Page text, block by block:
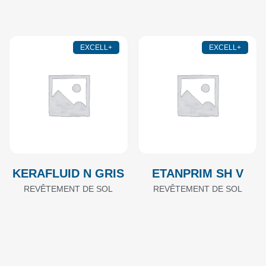
EXCELL+
KERAFLUID N GRIS
REVÊTEMENT DE SOL
EXCELL+
ETANPRIM SH V
REVÊTEMENT DE SOL